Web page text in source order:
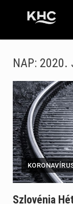
NAP: 2020.
Szlovénia